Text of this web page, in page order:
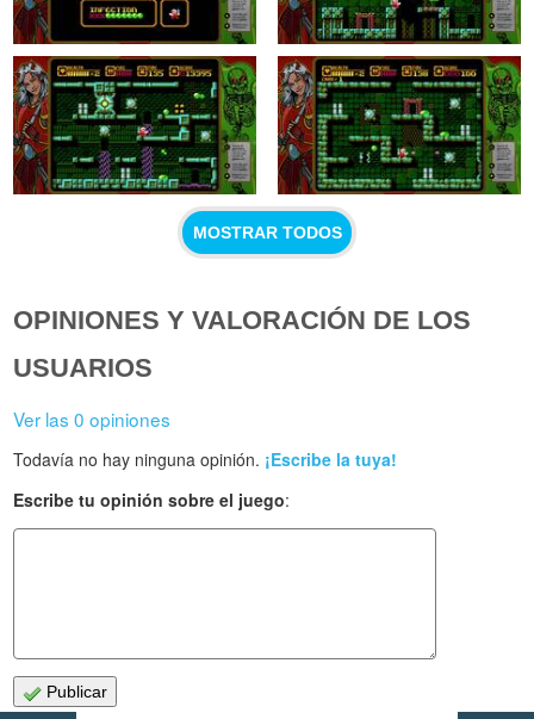
MOSTRAR TODOS
OPINIONES Y VALORACIÓN DE LOS
USUARIOS
Ver las 0 opiniones
Todavía no hay ninguna opinión. ¡Escribe la tuya!
Escribe tu opinión sobre el juego:
Publicar